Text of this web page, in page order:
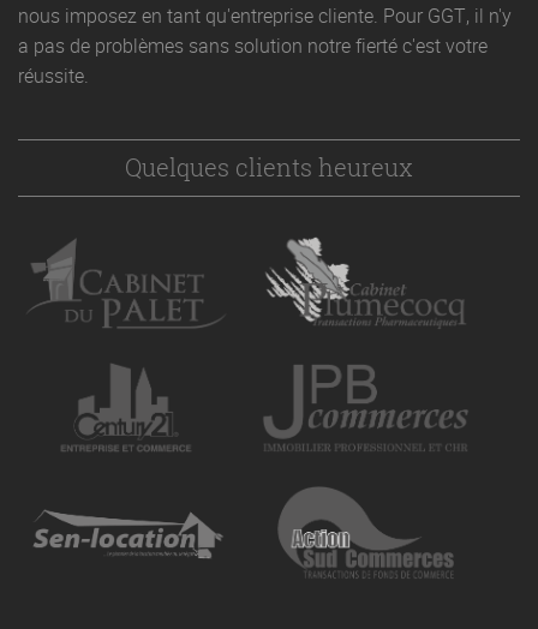
nous imposez en tant qu'entreprise cliente. Pour GGT, il n'y
a pas de problèmes sans solution notre fierté c'est votre
réussite.
Quelques clients heureux